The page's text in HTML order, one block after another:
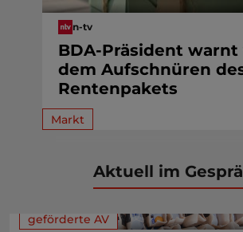
n-tv
BDA-Präsident warnt
dem Aufschnüren
Rentenpakets
Markt
Aktuell im
geförderte AV